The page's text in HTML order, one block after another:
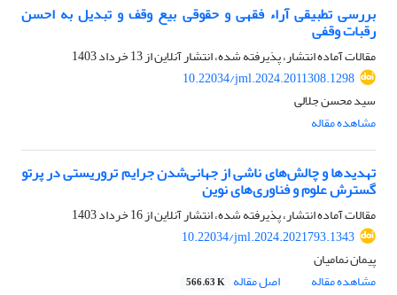
بررسی تطبیقی آراء فقهی و حقوقی بیع وقف و تبدیل به احسن
رقبات وقفی
مقالات آماده انتشار، پذیرفته شده، انتشار آنلاین از13 خرداد 1403
10.22034/jml.2024.2011308.1298
سید محسن جلالی
مشاهده مقاله
تهدیدها و چالش‌های ناشی از جهانی‌شدن جرایم تروریستی در پرتو
گسترش علوم و فناوری‌های نوین
مقالات آماده انتشار، پذیرفته شده، انتشار آنلاین از16 خرداد 1403
10.22034/jml.2024.2021793.1343
پیمان نمامیان
مشاهده مقاله
اصل مقاله 566.63 K